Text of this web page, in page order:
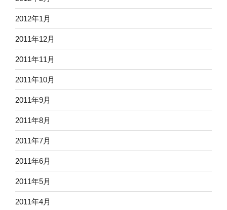
2012年1月
2011年12月
2011年11月
2011年10月
2011年9月
2011年8月
2011年7月
2011年6月
2011年5月
2011年4月